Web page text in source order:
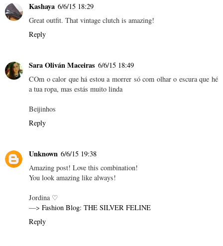
Kashaya 6/6/15 18:29
Great outfit. That vintage clutch is amazing!
Reply
Sara Oliván Maceiras 6/6/15 18:49
COm o calor que há estou a morrer só com olhar o escura que hé
a tua ropa, mas estás muito linda
Beijinhos
Reply
Unknown 6/6/15 19:38
Amazing post! Love this combination!
You look amazing like always!
Jordina ♡
—> Fashion Blog: THE SILVER FELINE
Reply